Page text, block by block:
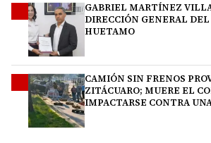
GABRIEL MARTÍNEZ
DIRECCIÓN GENERAL
HUETAMO
CAMIÓN SIN FRENOS
ZITÁCUARO; MUERE EL
IMPACTARSE CONTRA